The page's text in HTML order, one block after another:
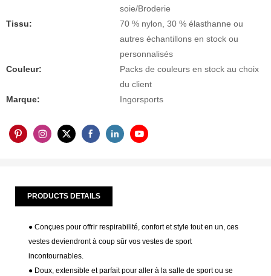
soie/Broderie
Tissu:
70 % nylon, 30 % élasthanne ou
autres échantillons en stock ou
personnalisés
Couleur:
Packs de couleurs en stock au choix
du client
Marque:
Ingorsports
PRODUCTS DETAILS
● Conçues pour offrir respirabilité, confort et style tout en un, ces
vestes deviendront à coup sûr vos vestes de sport
incontournables.
● Doux, extensible et parfait pour aller à la salle de sport ou se